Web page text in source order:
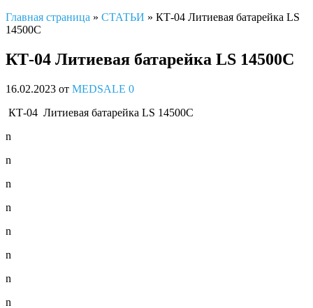
Главная страница » СТАТЬИ » КТ-04 Литиевая батарейка LS
14500C
КТ-04 Литиевая батарейка LS 14500C
16.02.2023 от MEDSALE 0
КТ-04 Литиевая батарейка LS 14500C
n
n
n
n
n
n
n
n